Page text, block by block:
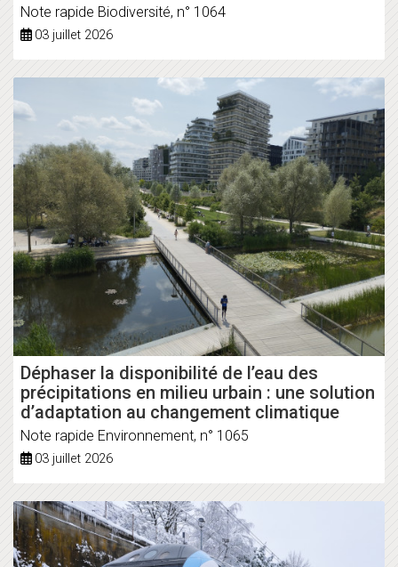
Note rapide Biodiversité, n° 1064
03 juillet 2026
Déphaser la disponibilité de l’eau des
précipitations en milieu urbain : une solution
d’adaptation au changement climatique
Note rapide Environnement, n° 1065
03 juillet 2026